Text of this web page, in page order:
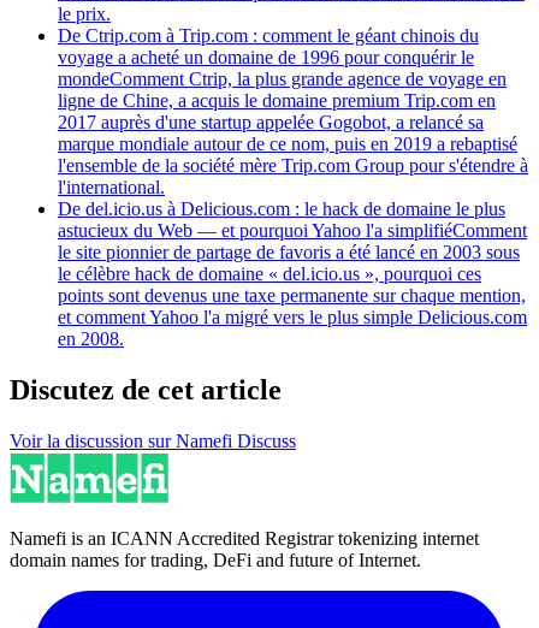
le prix.
De Ctrip.com à Trip.com : comment le géant chinois du
voyage a acheté un domaine de 1996 pour conquérir le
mondeComment Ctrip, la plus grande agence de voyage en
ligne de Chine, a acquis le domaine premium Trip.com en
2017 auprès d'une startup appelée Gogobot, a relancé sa
marque mondiale autour de ce nom, puis en 2019 a rebaptisé
l'ensemble de la société mère Trip.com Group pour s'étendre à
l'international.
De del.icio.us à Delicious.com : le hack de domaine le plus
astucieux du Web — et pourquoi Yahoo l'a simplifiéComment
le site pionnier de partage de favoris a été lancé en 2003 sous
le célèbre hack de domaine « del.icio.us », pourquoi ces
points sont devenus une taxe permanente sur chaque mention,
et comment Yahoo l'a migré vers le plus simple Delicious.com
en 2008.
Discutez de cet article
Voir la discussion sur Namefi Discuss
Namefi is an ICANN Accredited Registrar tokenizing internet
domain names for trading, DeFi and future of Internet.